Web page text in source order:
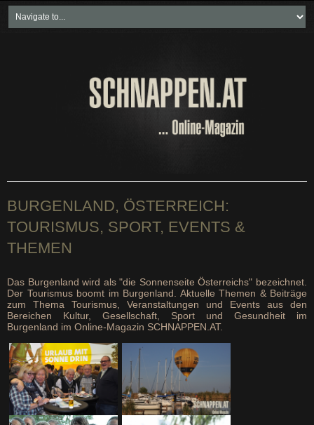
Neueste Beiträge
Soziales & Projekte
Wirtschaft & Politik
BURGENLAND, ÖSTERREICH:
TOURISMUS, SPORT, EVENTS &
THEMEN
Das Burgenland wird als "die Sonnenseite Österreichs" bezeichnet.
Der Tourismus boomt im Burgenland. Aktuelle Themen & Beiträge
zum Thema Tourismus, Veranstaltungen und Events aus den
Bereichen Kultur, Gesellschaft, Sport und Gesundheit im
Burgenland im Online-Magazin SCHNAPPEN.AT.